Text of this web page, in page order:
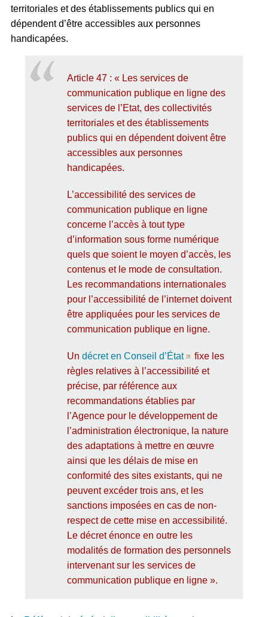
territoriales et des établissements publics qui en
dépendent d’être accessibles aux personnes
handicapées.
Article 47 : « Les services de
communication publique en ligne des
services de l’Etat, des collectivités
territoriales et des établissements
publics qui en dépendent doivent être
accessibles aux personnes
handicapées.
L’accessibilité des services de
communication publique en ligne
concerne l’accès à tout type
d’information sous forme numérique
quels que soient le moyen d’accès, les
contenus et le mode de consultation.
Les recommandations internationales
pour l’accessibilité de l’internet doivent
être appliquées pour les services de
communication publique en ligne.
Undécret en Conseil d’État
fixe les
règles relatives à l’accessibilité et
précise, par référence aux
recommandations établies par
l’Agence pour le développement de
l’administration électronique, la nature
des adaptations à mettre en œuvre
ainsi que les délais de mise en
conformité des sites existants, qui ne
peuvent excéder trois ans, et les
sanctions imposées en cas de non-
respect de cette mise en accessibilité.
Le décret énonce en outre les
modalités de formation des personnels
intervenant sur les services de
communication publique en ligne ».